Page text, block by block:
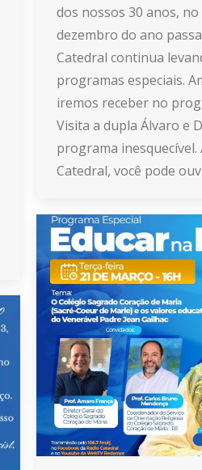
dos nossos 30 anos, no
dezembro do ano
Catedral continua
programas especiais.
iremos receber no
Visita a dupla Álvaro e
programa inesquecível.
Catedral, você pode